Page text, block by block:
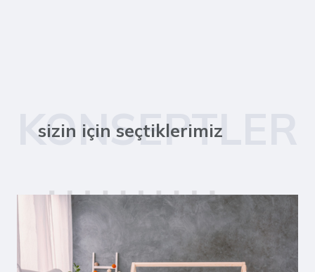
KONSEPTLER
sizin için seçtiklerimiz